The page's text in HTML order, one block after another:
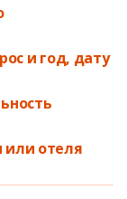
и год, дату
или отеля